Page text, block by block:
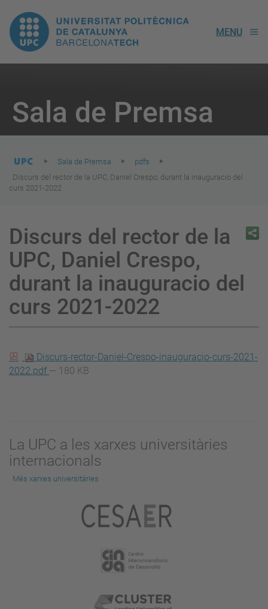
UPC.
Universitat
de
Catalunya
MENU
Sala de Premsa
here:
Sala de Premsa
pdfs
Discurs del rector de la UPC, Daniel Crespo, durant la inauguracio del
curs 2021-2022
Discurs del rector de la
UPC, Daniel Crespo,
durant la inauguracio del
curs 2021-2022
Discurs-rector-Daniel-Crespo-inauguracio-curs-2021-
2022.pdf — 180 KB
La UPC a les xarxes universitàries
internacionals
Més xarxes universitàries